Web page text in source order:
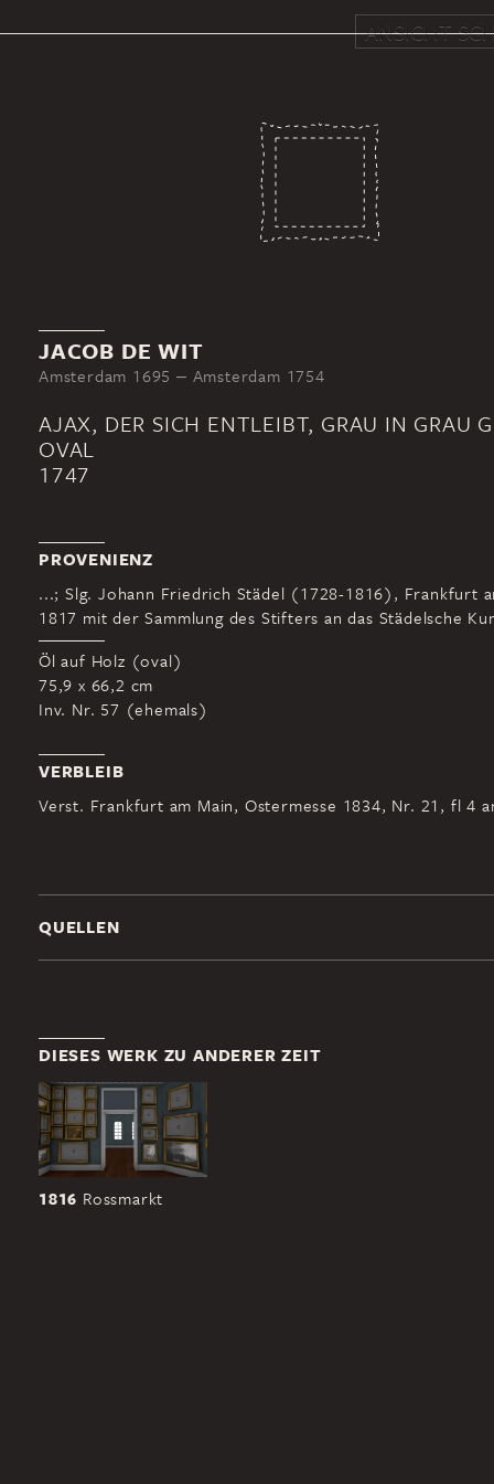
ANSICHT
JACOB DE WIT
Amsterdam 1695 ‒ Amsterdam 1754
AJAX, DER SICH ENTLEIBT, GRAU IN GRAU
OVAL
1747
PROVENIENZ
...; Slg. Johann Friedrich Städel (1728-1816), Frankfurt
1817 mit der Sammlung des Stifters an das Städelsche
Öl auf Holz (oval)
75,9 x 66,2 cm
Inv. Nr. 57 (ehemals)
VERBLEIB
Verst. Frankfurt am Main, Ostermesse 1834, Nr. 21, fl 4
QUELLEN
DIESES WERK ZU ANDERER ZEIT
1816 Rossmarkt